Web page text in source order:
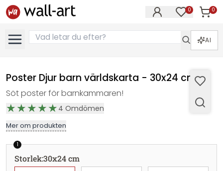
0 0
AI
Poster Djur barn världskarta - 30x24 cm
Söt poster för barnkammaren!
4 Omdömen
Mer om produkten
1
Storlek:30x24 cm